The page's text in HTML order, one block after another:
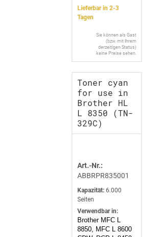
Lieferbar in 2-3
Tagen
Sie können als Gast
(bzw. mit Ihrem
derzeitigen Status)
keine Preise sehen.
Toner cyan
for use in
Brother HL
L 8350 (TN-
329C)
Art.-Nr.:
ABBRPR835001
Kapazität: 6.000
Seiten
Verwendbar in:
Brother MFC L
8850, MFC L 8600